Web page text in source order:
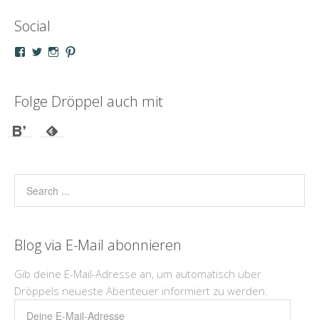
Social
Profil
Facebook
anzeigen
Profil
Twitter
anzeigen
Profil
Instagram
anzeigen
Profil
Pinterest
anzeigen
Folge Dröppel auch mit
Blog via E-Mail abonnieren
Gib deine E-Mail-Adresse an, um automatisch über
Dröppels neueste Abenteuer informiert zu werden.